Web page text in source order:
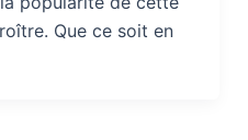
Que ce soit en